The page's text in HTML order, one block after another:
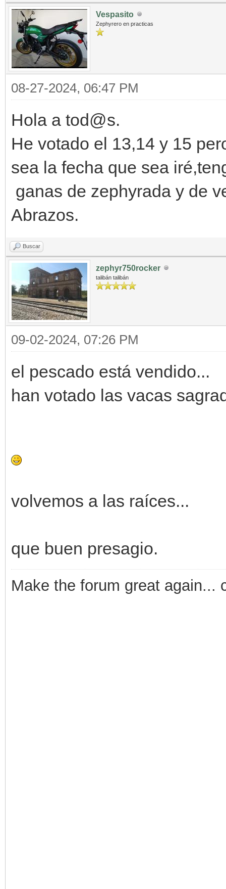
Vespasito
Zephyrero en practicas
08-27-2024, 06:47 PM
Hola a tod@s.
He votado el 13,14 y 15
sea la fecha que sea
ganas de zephyrada y de
Abrazos.
Buscar
zephyr750rocker
talibán talibán
09-02-2024, 07:26 PM
el pescado está vendido...
han votado las vacas
volvemos a las raíces...
que buen presagio.
Make the forum great again...